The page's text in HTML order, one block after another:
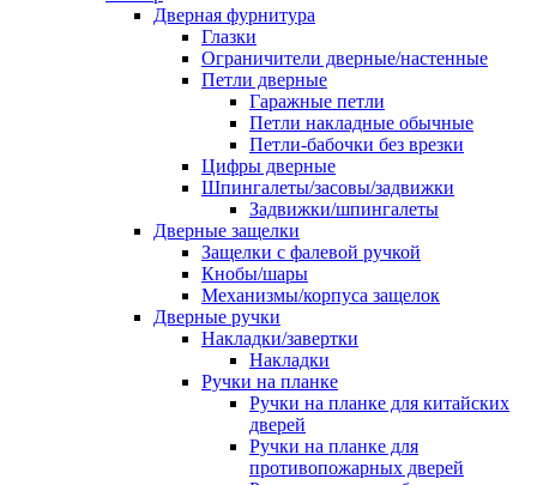
Дверная фурнитура
Глазки
Ограничители дверные/настенные
Петли дверные
Гаражные петли
Петли накладные обычные
Петли-бабочки без врезки
Цифры дверные
Шпингалеты/засовы/задвижки
Задвижки/шпингалеты
Дверные защелки
Защелки с фалевой ручкой
Кнобы/шары
Механизмы/корпуса защелок
Дверные ручки
Накладки/завертки
Накладки
Ручки на планке
Ручки на планке для китайских
дверей
Ручки на планке для
противопожарных дверей